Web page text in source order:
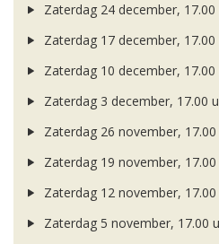
Zaterdag 24 december, 17.00
Zaterdag 17 december, 17.00
Zaterdag 10 december, 17.00
Zaterdag 3 december, 17.00
Zaterdag 26 november,
Zaterdag 19 november,
Zaterdag 12 november,
Zaterdag 5 november, 17.00